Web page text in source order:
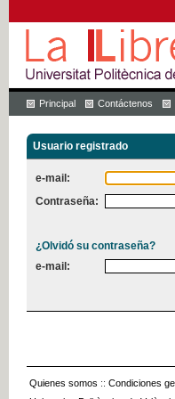
Principal Contáctenos
Usuario registrado
e-mail:
Contraseña:
¿Olvidó su contraseña?
e-mail:
Quienes somos :: Condiciones